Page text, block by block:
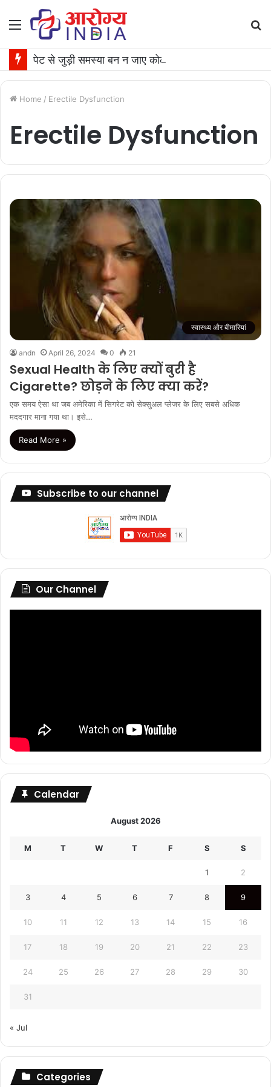
Menu
Home / Erectile Dysfunction
Erectile Dysfunction
स्वास्थ्य और बीमारियां
andn April 26, 2024 0 21
Sexual Health के लिए क्यों बुरी है
Cigarette? छोड़ने के लिए क्या करें?
एक समय ऐसा था जब अमेरिका में सिगरेट को सेक्सुअल प्लेजर के लिए सबसे अधिक
मददगार माना गया था। इसे…
Read More »
Subscribe to our channel
Our Channel
Calendar
August 2026
M T W T F S S
1 2
3 4 5 6 7 8 9
10 11 12 13 14 15 16
17 18 19 20 21 22 23
24 25 26 27 28 29 30
31
« Jul
Categories